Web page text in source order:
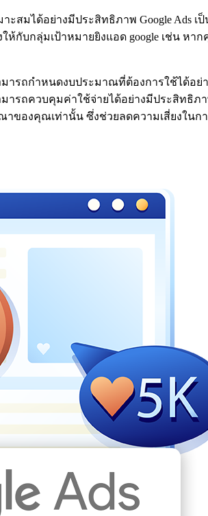
ะสมได้อย่างมีประสิทธิภาพ Google
ห้กับกลุ่มเป้าหมายยิงแอด google เช่น
ารถกำหนดงบประมาณที่ต้องการใช้ได้
ถควบคุมค่าใช้จ่ายได้อย่างมีประสิทธิภ
ของคุณเท่านั้น ซึ่งช่วยลดความเสี่ยงใน